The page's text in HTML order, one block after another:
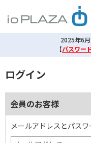
2025年6
【パスワー
ログイン
会員のお客様
メールアドレスとパスワ